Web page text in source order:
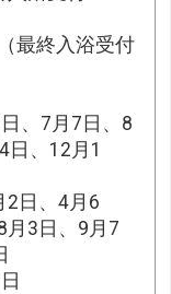
最終入浴受付
、7月7日、8
日、12月1
2日、4月6
月3日、9月7